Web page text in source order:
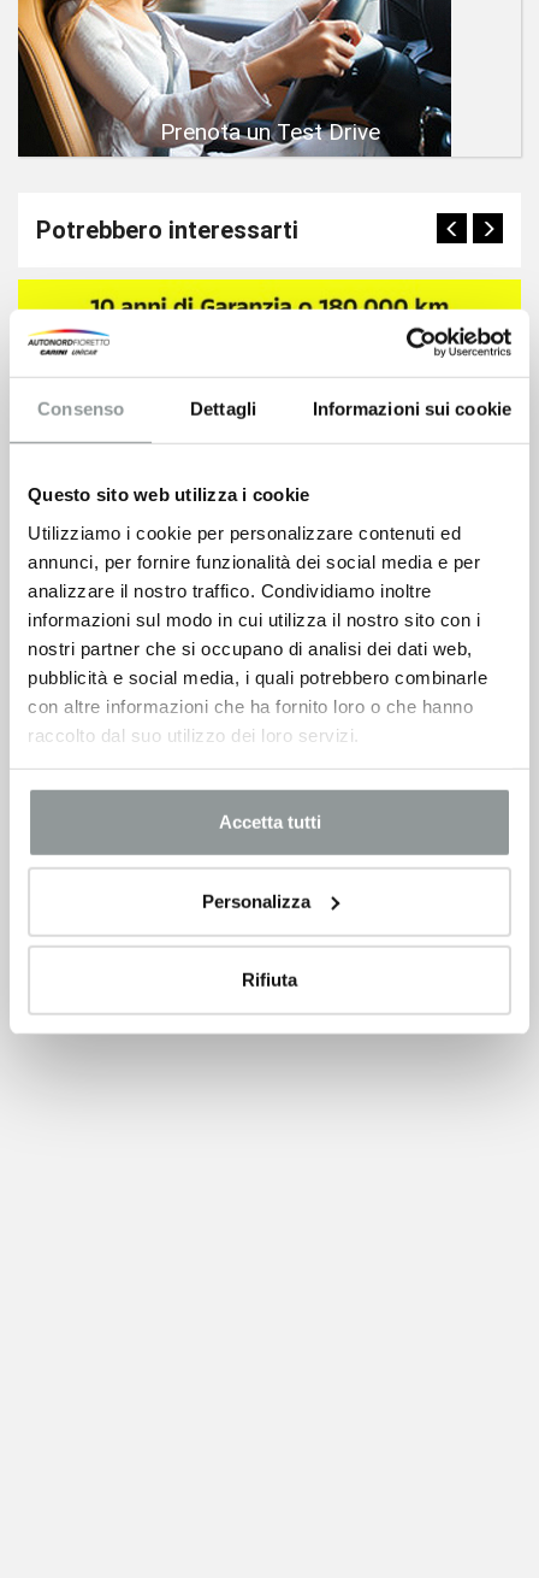
Consenso Dettagli Informazioni sui cookie
Questo sito web utilizza i cookie
Utilizziamo i cookie per personalizzare contenuti ed
annunci, per fornire funzionalità dei social media e per
analizzare il nostro traffico. Condividiamo inoltre
informazioni sul modo in cui utilizza il nostro sito con i
nostri partner che si occupano di analisi dei dati web,
pubblicità e social media, i quali potrebbero combinarle
con altre informazioni che ha fornito loro o che hanno
raccolto dal suo utilizzo dei loro servizi.
Accetta tutti
Personalizza
Rifiuta
Prenota un Test Drive
Potrebbero interessarti
Opel Corsa
13.500 € 12.500€
VEDI SCHEDA